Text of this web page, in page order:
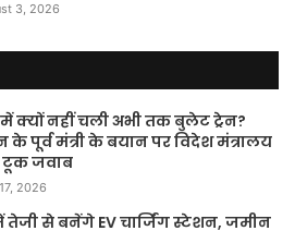
3, 2026
क्यों नहीं चली अभी तक बुलेट ट्रेन?
के पूर्व मंत्री के बयान पर विदेश मंत्रालय
टूक जवाब
2026
तेजी से बनेंगे EV चार्जिंग स्टेशन, जमीन